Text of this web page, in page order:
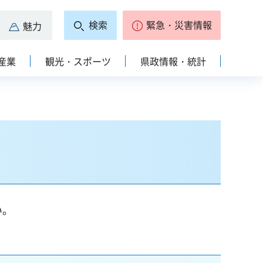
魅力 検索 緊急・災害情報
業 観光・スポーツ 県政情報・統計